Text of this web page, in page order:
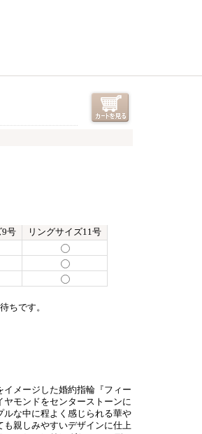
9号
リングサイズ11号
ちです。
メージした婚約指輪『フィー
モンドをセンターストーンに
な中に程よく感じられる華や
親しみやすいデザインに仕上